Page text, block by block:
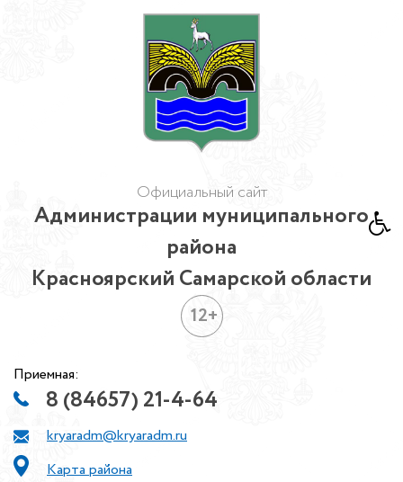
Официальный сайт
Администрации муниципального
района
Красноярский Самарской области
12+
Приемная:
8 (84657) 21-4-64
kryaradm@kryaradm.ru
Карта района